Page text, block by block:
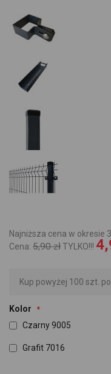
Najniższa cena w okresie
Cena: 5,90 złTYLKO!!!
Kup powyżej 100 szt.
Kolor
Czarny 9005
Grafit 7016